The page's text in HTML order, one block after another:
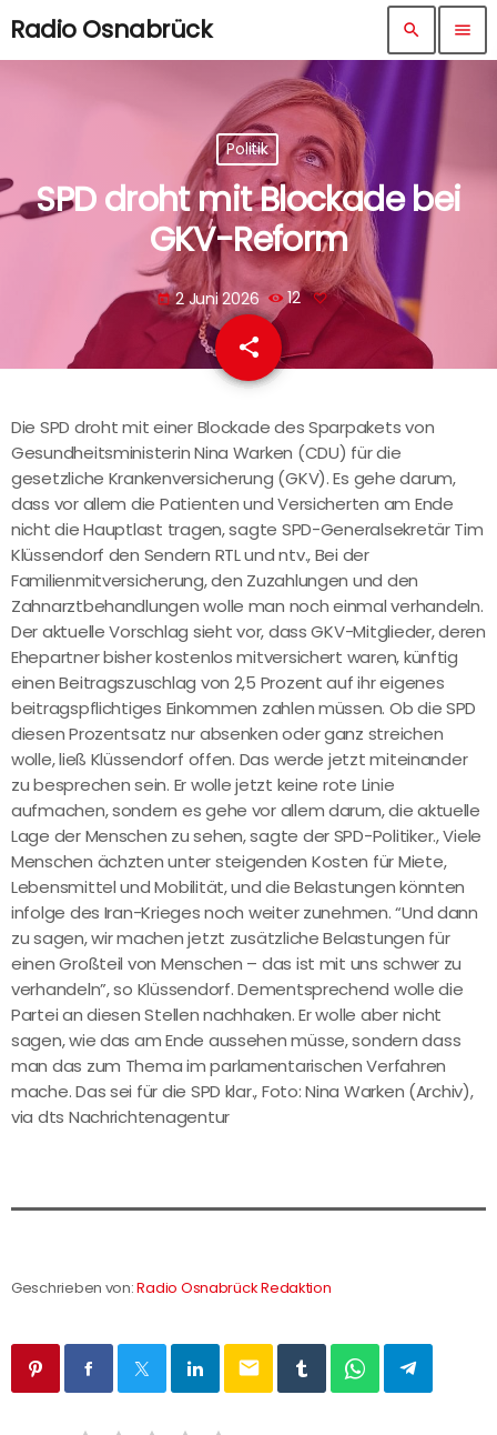
Radio Osnabrück search menu
Politik
SPD droht mit Blockade bei
GKV-Reform
today 2 Juni 2026 12
share
email
Die SPD droht mit einer Blockade des Sparpakets von
Gesundheitsministerin Nina Warken (CDU) für die
gesetzliche Krankenversicherung (GKV). Es gehe darum,
dass vor allem die Patienten und Versicherten am Ende
nicht die Hauptlast tragen, sagte SPD-Generalsekretär Tim
Klüssendorf den Sendern RTL und ntv., Bei der
Familienmitversicherung, den Zuzahlungen und den
Zahnarztbehandlungen wolle man noch einmal verhandeln.
Der aktuelle Vorschlag sieht vor, dass GKV-Mitglieder, deren
Ehepartner bisher kostenlos mitversichert waren, künftig
einen Beitragszuschlag von 2,5 Prozent auf ihr eigenes
beitragspflichtiges Einkommen zahlen müssen. Ob die SPD
diesen Prozentsatz nur absenken oder ganz streichen
wolle, ließ Klüssendorf offen. Das werde jetzt miteinander
zu besprechen sein. Er wolle jetzt keine rote Linie
aufmachen, sondern es gehe vor allem darum, die aktuelle
Lage der Menschen zu sehen, sagte der SPD-Politiker., Viele
Menschen ächzten unter steigenden Kosten für Miete,
Lebensmittel und Mobilität, und die Belastungen könnten
infolge des Iran-Krieges noch weiter zunehmen. “Und dann
zu sagen, wir machen jetzt zusätzliche Belastungen für
einen Großteil von Menschen – das ist mit uns schwer zu
verhandeln”, so Klüssendorf. Dementsprechend wolle die
Partei an diesen Stellen nachhaken. Er wolle aber nicht
sagen, wie das am Ende aussehen müsse, sondern dass
man das zum Thema im parlamentarischen Verfahren
mache. Das sei für die SPD klar., Foto: Nina Warken (Archiv),
via dts Nachrichtenagentur
Geschrieben von:Radio Osnabrück Redaktion
email